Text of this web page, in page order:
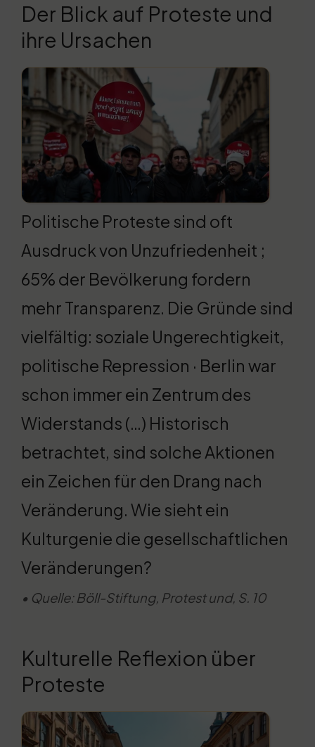
Der Blick auf Proteste und
ihre Ursachen
Politische Proteste sind oft
Ausdruck von Unzufriedenheit ;
65% der Bevölkerung fordern
mehr Transparenz. Die Gründe sind
vielfältig: soziale Ungerechtigkeit,
politische Repression · Berlin war
schon immer ein Zentrum des
Widerstands (…) Historisch
betrachtet, sind solche Aktionen
ein Zeichen für den Drang nach
Veränderung. Wie sieht ein
Kulturgenie die gesellschaftlichen
Veränderungen?
• Quelle: Böll-Stiftung, Protest und, S. 10
Kulturelle Reflexion über
Proteste